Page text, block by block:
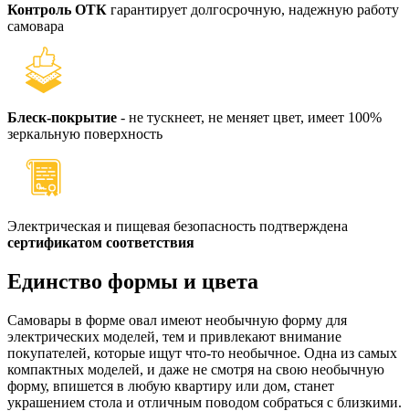
Контроль ОТК гарантирует долгосрочную, надежную работу
самовара
Блеск-покрытие - не тускнеет, не меняет цвет, имеет 100%
зеркальную поверхность
Электрическая и пищевая безопасность подтверждена
сертификатом соответствия
Единство формы и цвета
Самовары в форме овал имеют необычную форму для
электрических моделей, тем и привлекают внимание
покупателей, которые ищут что-то необычное. Одна из самых
компактных моделей, и даже не смотря на свою необычную
форму, впишется в любую квартиру или дом, станет
украшением стола и отличным поводом собраться с близкими.